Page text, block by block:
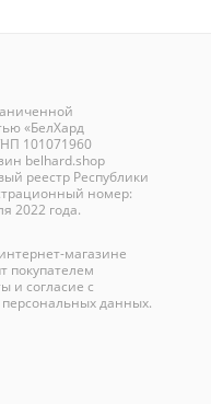
«БелХард
101071960
belhard.shop
реестр Республики
номер:
2022 года.
магазине
покупателем
и согласие с
персональных данных.